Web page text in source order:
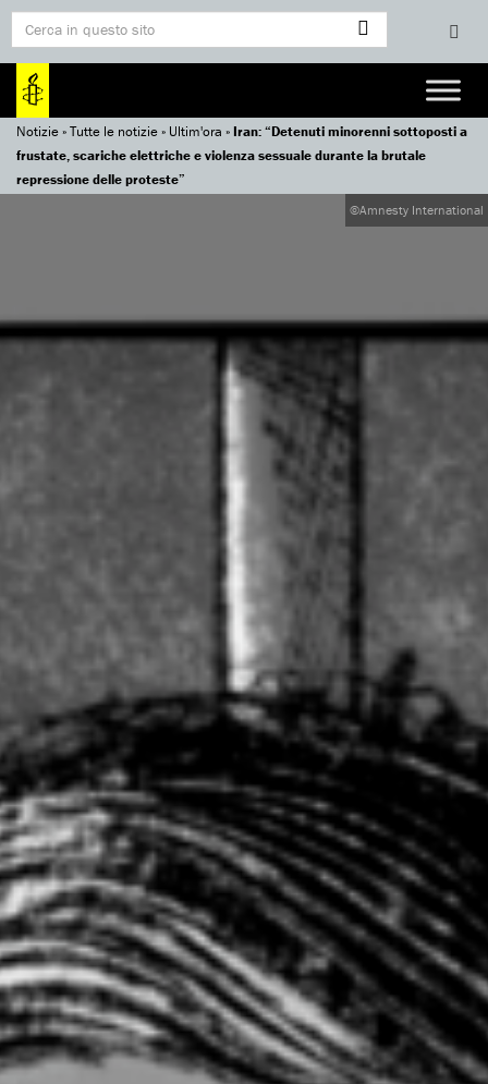
Notizie»Tutte le notizie» Ultim'ora »Iran: “Detenuti minorenni sottoposti a
frustate, scariche elettriche e violenza sessuale durante la brutale
repressione delle proteste”
©Amnesty International